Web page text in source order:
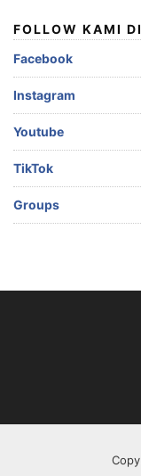
FOLLOW KAMI
Facebook
Instagram
Youtube
TikTok
Groups